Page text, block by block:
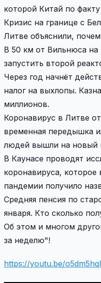
которой Китай по
Кризис на границе с
Литве объяснили,
В 50 км от Вильнюса на
запустить второй
Через год начнёт
налог на выхлопы.
миллионов.
Коронавирус в Литве
временная передышка
людей вышли на новый
В Каунасе проводят
коронавируса,
пандемии получило
Средняя пенсия по
января. Кто сколько
Об этом и многом
за неделю"!
https://youtu.be/